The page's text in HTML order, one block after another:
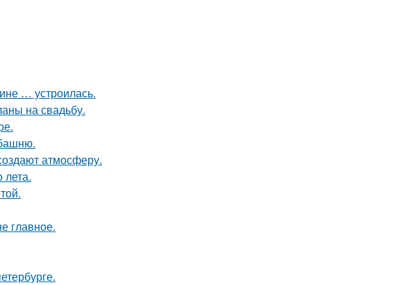
… устроилась.
на свадьбу.
атмосферу.
главное.